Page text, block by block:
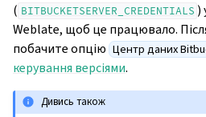
( BITBUCKETSERVER_CREDENTIALS )
Weblate, щоб це працювало.
побачите опцію Центр даних
керування версіями.
Дивись також